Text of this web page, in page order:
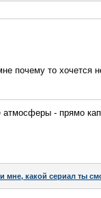
почему то хочется
атмосферы - прямо
мне, какой сериал ты